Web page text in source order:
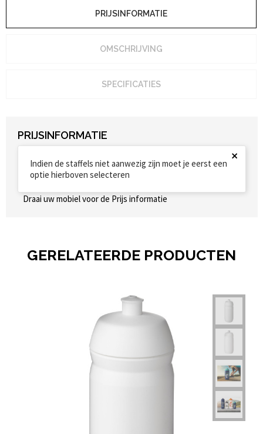
PRIJSINFORMATIE
OMSCHRIJVING
SPECIFICATIES
PRIJSINFORMATIE
Indien de staffels niet aanwezig zijn moet je eerst een
optie hierboven selecteren
×
Draai uw mobiel voor de Prijs informatie
GERELATEERDE PRODUCTEN